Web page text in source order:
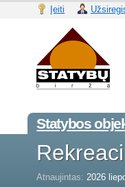
Įeiti
Statybos
Atnaujintas: 2026